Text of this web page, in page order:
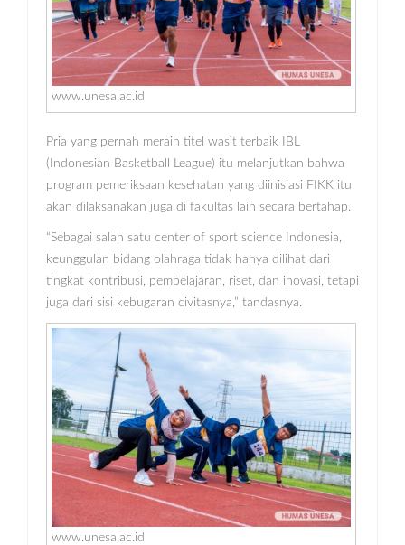
www.unesa.ac.id
Pria yang pernah meraih titel wasit terbaik IBL
(Indonesian Basketball League) itu melanjutkan bahwa
program pemeriksaan kesehatan yang diinisiasi FIKK itu
akan dilaksanakan juga di fakultas lain secara bertahap.
“Sebagai salah satu center of sport science Indonesia,
keunggulan bidang olahraga tidak hanya dilihat dari
tingkat kontribusi, pembelajaran, riset, dan inovasi, tetapi
juga dari sisi kebugaran civitasnya,” tandasnya.
www.unesa.ac.id